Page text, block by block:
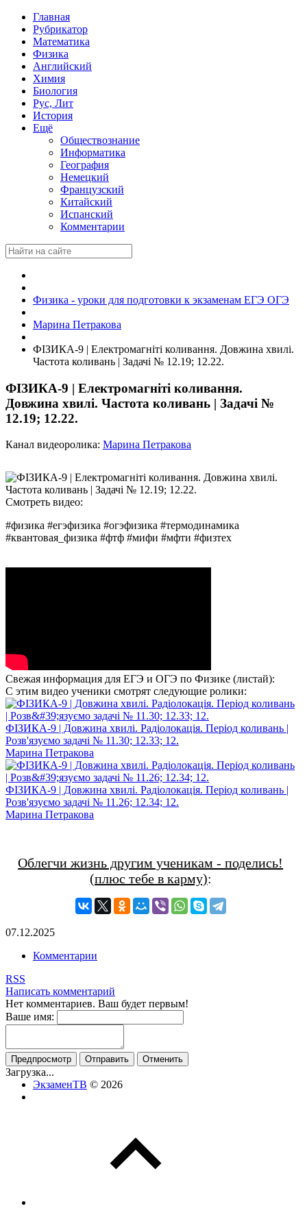
Главная
Рубрикатор
Математика
Физика
Английский
Химия
Биология
Рус, Лит
История
Ещё
Обществознание
Информатика
География
Немецкий
Французский
Китайский
Испанский
Комментарии
Физика - уроки для подготовки к экзаменам ЕГЭ ОГЭ
Марина Петракова
ФІЗИКА-9 | Електромагніті коливання. Довжина хвилі.
Частота коливань | Задачі № 12.19; 12.22.
ФІЗИКА-9 | Електромагніті коливання.
Довжина хвилі. Частота коливань | Задачі №
12.19; 12.22.
Канал видеоролика: Марина Петракова
Смотреть видео:
#физика #егэфизика #огэфизика #термодинамика
#квантовая_физика #фтф #мифи #мфти #физтех
Свежая информация для ЕГЭ и ОГЭ по Физике (листай):
С этим видео ученики смотрят следующие ролики:
ФІЗИКА-9 | Довжина хвилі. Радіолокація. Період коливань |
Розв'язуємо задачі № 11.30; 12.33; 12.
Марина Петракова
ФІЗИКА-9 | Довжина хвилі. Радіолокація. Період коливань |
Розв'язуємо задачі № 11.26; 12.34; 12.
Марина Петракова
Облегчи жизнь другим ученикам - поделись!
(плюс тебе в карму):
07.12.2025
Комментарии
RSS
Написать комментарий
Нет комментариев. Ваш будет первым!
Ваше имя:
Загрузка...
ЭкзаменТВ © 2026